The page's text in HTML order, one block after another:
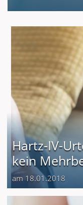
Hartz-IV-
kein
am 18.01.2018